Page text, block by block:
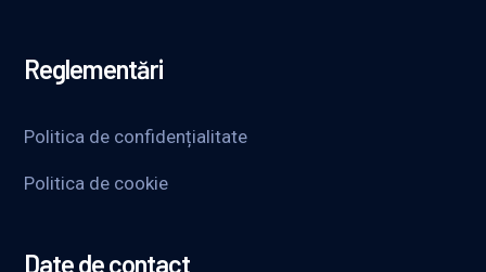
Reglementări
Politica de confidențialitate
Politica de cookie
Date de contact